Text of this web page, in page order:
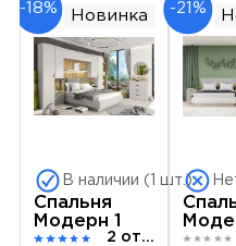
-18% Новинка
В наличии (1 шт.)
Спальня
Модерн 1
2 отзыва
-21%